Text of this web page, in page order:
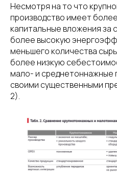
Несмотря на то что
производство имеет
капитальные вложения
более высокую
меньшего количества
более низкую
мало- и среднетоннажные
своими существенными
2).